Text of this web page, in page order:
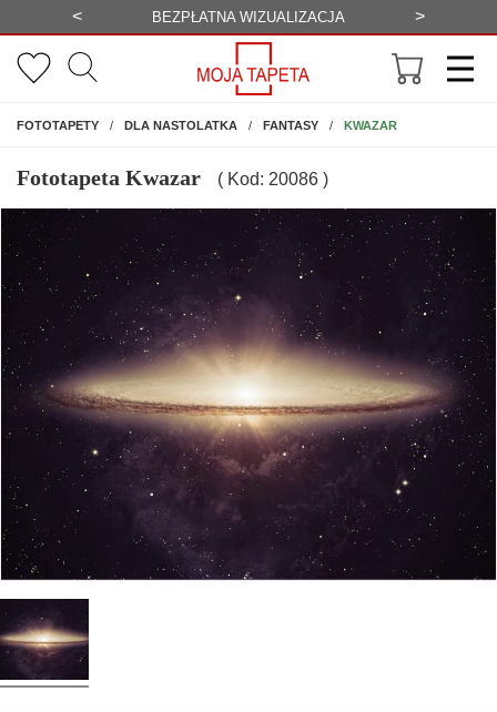
< BEZPŁATNA WIZUALIZACJA >
FOTOTAPETYNA ŚCIANĘ
DLA NASTOLATKA FANTASY KWAZAR
Fototapeta Kwazar ( Kod: 20086 )